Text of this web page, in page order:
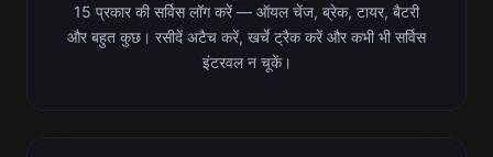
15 प्रकार की सर्विस लॉग करें — ऑयल चेंज, ब्रेक, टायर, बैटरी
और बहुत कुछ। रसीदें अटैच करें, खर्चे ट्रैक करें और कभी भी सर्विस
इंटरवल न चूकें।